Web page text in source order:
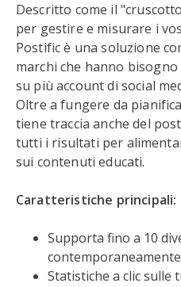
Descritto come il
per gestire e misurare i
Postific è una soluzione
marchi che hanno
su più account di social
Oltre a fungere da
tiene traccia anche del
tutti i risultati per
sui contenuti educati.
Caratteristiche principali:
Supporta fino a 10
contemporaneamente
Statistiche a clic sulle